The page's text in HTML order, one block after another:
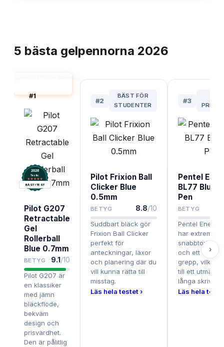
5 bästa gelpennorna 2026
#1
2026
Testix.
BÄST I TEST
Pilot G207
Retractable
Gel
Rollerball
Blue 0.7mm
BETYG 9.1/10
Pilot G207 är
en klassiker
med jämn
bläckflöde,
bekväm
design och
prisvärdhet.
Den är pålitlig
#2
BÄST FÖR
STUDENTER
Pilot Frixion Ball
Clicker Blue
0.5mm
BETYG 8.8/10
Suddbart bläck gör
Frixion Ball Clicker
perfekt för
anteckningar, läxor
och planering där du
vill kunna rätta till
misstag.
Läs hela testet ›
#3
Pentel
BL77 Blue
Pen
BETYG
Pentel
har extremt
och ett
grepp, vilket
till ett utmärkt
långa
Läs hela
›